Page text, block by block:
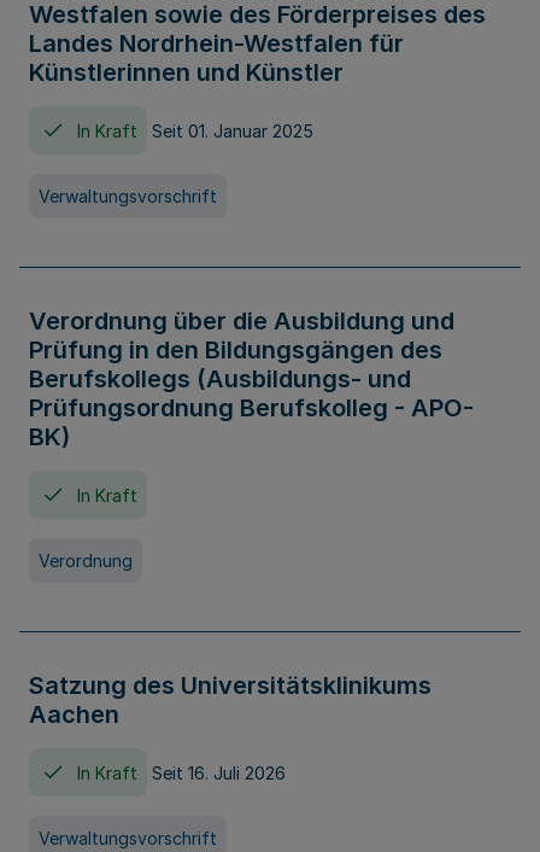
Westfalen sowie des Förderpreises des
Landes Nordrhein-Westfalen für
Künstlerinnen und Künstler
In Kraft Seit 01. Januar 2025
Verwaltungsvorschrift
Verordnung über die Ausbildung und
Prüfung in den Bildungsgängen des
Berufskollegs (Ausbildungs- und
Prüfungsordnung Berufskolleg - APO-
BK)
In Kraft
Verordnung
Satzung des Universitätsklinikums
Aachen
In Kraft Seit 16. Juli 2026
Verwaltungsvorschrift